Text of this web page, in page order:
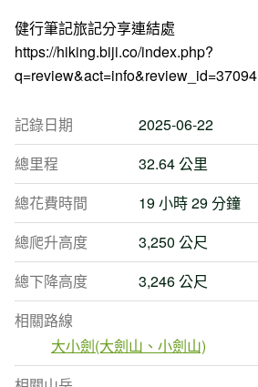
健行筆記旅記分享連結處
https://hiking.biji.co/index.php?
q=review&act=info&review_id=37094
記錄日期
2025-06-22
總里程
32.64 公里
總花費時間
19 小時 29 分鐘
總爬升高度
3,250 公尺
總下降高度
3,246 公尺
相關路線
大小劍(大劍山、小劍山)